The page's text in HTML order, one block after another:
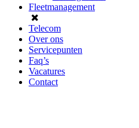
Fleetmanagement
Telecom
Over ons
Servicepunten
Faq’s
Vacatures
Contact